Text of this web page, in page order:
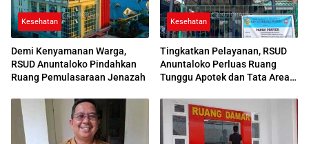
Kesehatan
Demi Kenyamanan Warga,
RSUD Anuntaloko Pindahkan
Ruang Pemulasaraan Jenazah
Kesehatan
Tingkatkan Pelayanan, RSUD
Anuntaloko Perluas Ruang
Tunggu Apotek dan Tata Area